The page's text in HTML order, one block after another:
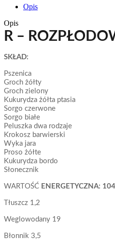
Opis
Opis
R –
SKŁAD:
Pszenica
Groch żółty
Groch zielony
Kukurydza żółta ptasia
Sorgo czerwone
Sorgo białe
Peluszka dwa rodzaje
Krokosz barwierski
Wyka jara
Proso żółte
Kukurydza bordo
Słonecznik
WARTOŚĆ ENERGETYCZNA:
Tłuszcz 1,2
Weglowodany 19
Błonnik 3,5